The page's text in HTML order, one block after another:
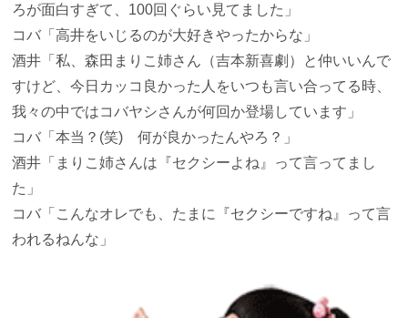
ろが面白すぎて、100回ぐらい見てました」
コバ 「高井をいじるのが大好きやったからな」
酒井 「私、森田まりこ姉さん（吉本新喜劇）と仲いいんで
すけど、今日カッコ良かった人をいつも言い合ってる時、
我々の中ではコバヤシさんが何回か登場しています」
コバ 「本当？(笑) 何が良かったんやろ？」
酒井 「まりこ姉さんは『セクシーよね』って言ってまし
た」
コバ 「こんなオレでも、たまに『セクシーですね』って言
われるねんな」